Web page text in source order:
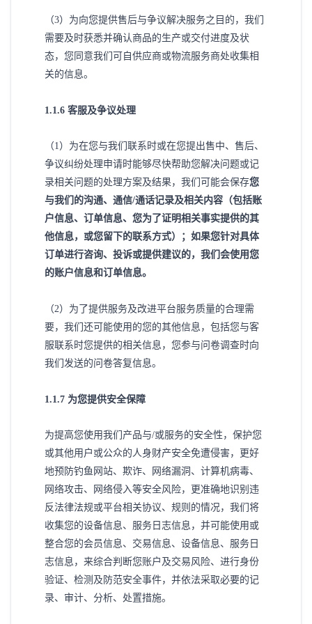
（3）为向您提供售后与争议解决服务之目的，我们
需要及时获悉并确认商品的生产或交付进度及状
态，您同意我们可自供应商或物流服务商处收集相
关的信息。
1.1.6 客服及争议处理
（1）为在您与我们联系时或在您提出售中、售后、
争议纠纷处理申请时能够尽快帮助您解决问题或记
录相关问题的处理方案及结果，我们可能会保存您
与我们的沟通、通信/通话记录及相关内容（包括账
户信息、订单信息、您为了证明相关事实提供的其
他信息，或您留下的联系方式）；如果您针对具体
订单进行咨询、投诉或提供建议的，我们会使用您
的账户信息和订单信息。
（2）为了提供服务及改进平台服务质量的合理需
要，我们还可能使用的您的其他信息，包括您与客
服联系时您提供的相关信息，您参与问卷调查时向
我们发送的问卷答复信息。
1.1.7 为您提供安全保障
为提高您使用我们产品与/或服务的安全性，保护您
或其他用户或公众的人身财产安全免遭侵害，更好
地预防钓鱼网站、欺诈、网络漏洞、计算机病毒、
网络攻击、网络侵入等安全风险，更准确地识别违
反法律法规或平台相关协议、规则的情况，我们将
收集您的设备信息、服务日志信息，并可能使用或
整合您的会员信息、交易信息、设备信息、服务日
志信息，来综合判断您账户及交易风险、进行身份
验证、检测及防范安全事件，并依法采取必要的记
录、审计、分析、处置措施。